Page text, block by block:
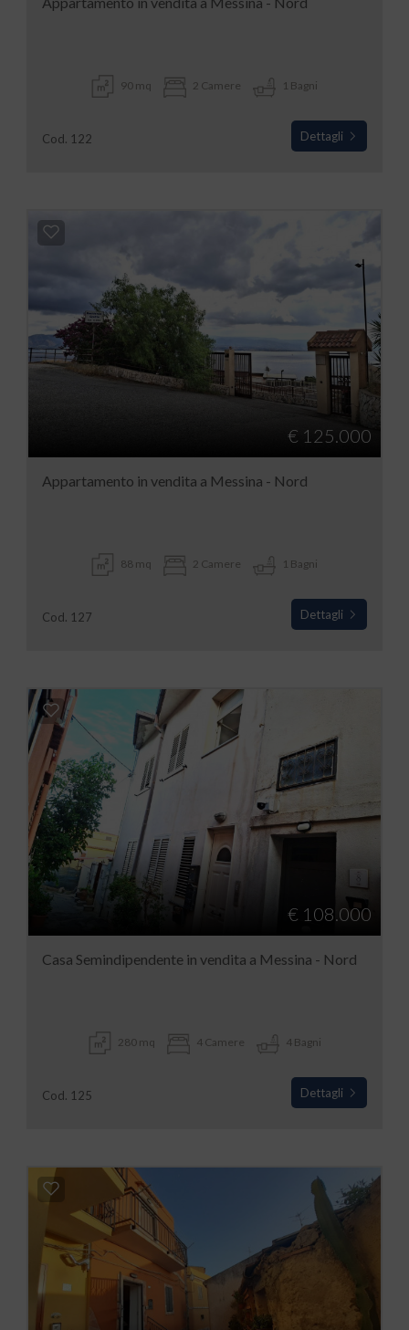
90 mq 2 Camere 1 Bagni
Cod. 122 Dettagli
€ 125.000
Appartamento in vendita a Messina - Nord
88 mq 2 Camere 1 Bagni
Cod. 127 Dettagli
€ 108.000
Casa Semindipendente in vendita a Messina - Nord
280 mq 4 Camere 4 Bagni
Cod. 125 Dettagli